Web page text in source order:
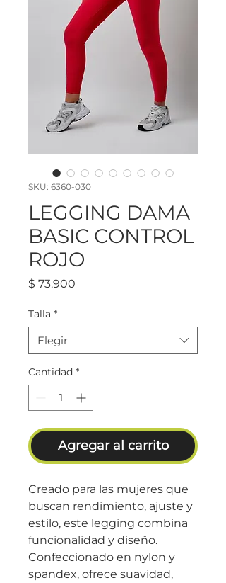
SKU: 6360-030
LEGGING DAMA
BASIC CONTROL
ROJO
$ 73.900
Talla *
Elegir
Cantidad *
Agregar al carrito
Creado para las mujeres que
buscan rendimiento, ajuste y
estilo, este legging combina
funcionalidad y diseño.
Confeccionado en nylon y
spandex, ofrece suavidad,